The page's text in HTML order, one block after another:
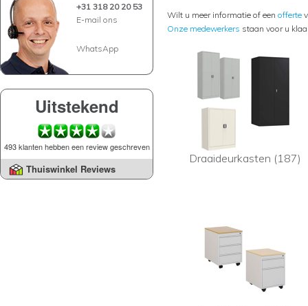
+31 318 20 20 53
E-mail ons
WhatsApp
Uitstekend
493 klanten hebben een review geschreven
Thuiswinkel Reviews
Wilt u meer informatie of een offerte
Onze medewerkers staan voor u
Draaideurkasten (187)